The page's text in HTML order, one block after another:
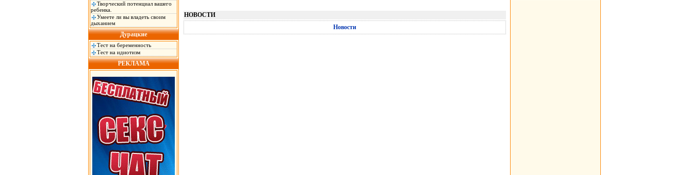
Творческий потенциал вашего
ребенка.
Умеете ли вы владеть своим
дыханием
Дурацкие
Тест на беременность
Тест на идиотизм
РЕКЛАМА
НОВОСТИ
Новости